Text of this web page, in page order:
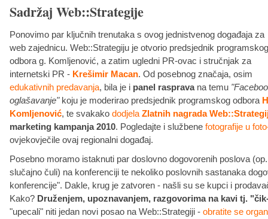
Sadržaj Web::Strategije
Ponovimo par ključnih trenutaka s ovog jednistvenog događaja za
web zajednicu. Web::Strategiju je otvorio predsjednik programskog
odbora g. Komljenović, a zatim ugledni PR-ovac i stručnjak za
internetski PR - Krešimir Macan. Od posebnog značaja, osim
edukativnih predavanja, bila je i panel raspravana temu
oglašavanje" koju je moderirao predsjednik programskog odbora
Komljenović, te svakako dodjela Zlatnih nagrada
marketing kampanja 2010. Pogledajte i službene fotografije u
ovjekovječile ovaj regionalni događaj.
Posebno moramo istaknuti par doslovno dogovorenih poslova
slučajno čuli) na konferenciji te nekoliko poslovnih sastanaka
konferencije". Dakle, krug je zatvoren - našli su se kupci i
Kako? Druženjem, upoznavanjem, razgovorima na kavi tj.
"upecali" niti jedan novi posao na Web::Strategiji - obratite se